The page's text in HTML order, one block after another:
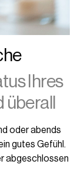
Ihres
oder abends
gutes Gefühl.
abgeschlossen